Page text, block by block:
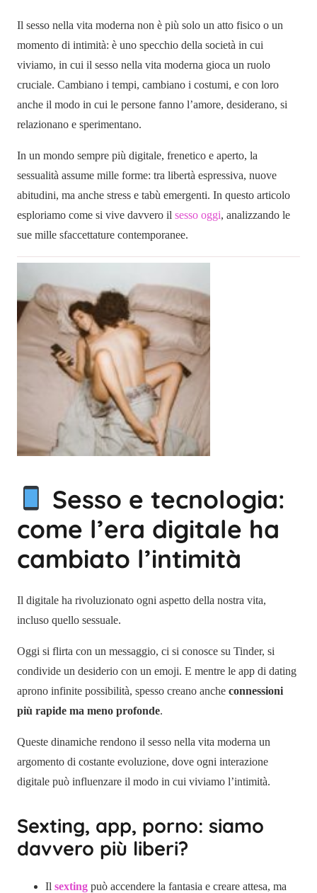
Il sesso nella vita moderna non è più solo un atto fisico o un
momento di intimità: è uno specchio della società in cui
viviamo, in cui il sesso nella vita moderna gioca un ruolo
cruciale. Cambiano i tempi, cambiano i costumi, e con loro
anche il modo in cui le persone fanno l’amore, desiderano, si
relazionano e sperimentano.
In un mondo sempre più digitale, frenetico e aperto, la
sessualità assume mille forme: tra libertà espressiva, nuove
abitudini, ma anche stress e tabù emergenti. In questo articolo
esploriamo come si vive davvero il sesso oggi, analizzando le
sue mille sfaccettature contemporanee.
Sesso e tecnologia:
come l’era digitale ha
cambiato l’intimità
Il digitale ha rivoluzionato ogni aspetto della nostra vita,
incluso quello sessuale.
Oggi si flirta con un messaggio, ci si conosce su Tinder, si
condivide un desiderio con un emoji. E mentre le app di dating
aprono infinite possibilità, spesso creano anche connessioni
più rapide ma meno profonde.
Queste dinamiche rendono il sesso nella vita moderna un
argomento di costante evoluzione, dove ogni interazione
digitale può influenzare il modo in cui viviamo l’intimità.
Sexting, app, porno: siamo
davvero più liberi?
Il sexting può accendere la fantasia e creare attesa, ma